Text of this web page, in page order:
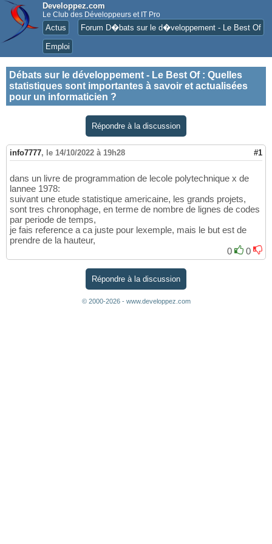
Developpez.com
Le Club des Développeurs et IT Pro
Actus Forum D�bats sur le d�veloppement - Le Best Of
Emploi
Débats sur le développement - Le Best Of: Quelles
statistiques sont importantes à savoir et actualisées
pour un informaticien ?
Répondre à la discussion
info7777, le 14/10/2022 à 19h28 #1
dans un livre de programmation de lecole polytechnique x de
lannee 1978:
suivant une etude statistique americaine, les grands projets,
sont tres chronophage, en terme de nombre de lignes de codes
par periode de temps,
je fais reference a ca juste pour lexemple, mais le but est de
prendre de la hauteur,
0
0
Répondre à la discussion
© 2000-2026 - www.developpez.com